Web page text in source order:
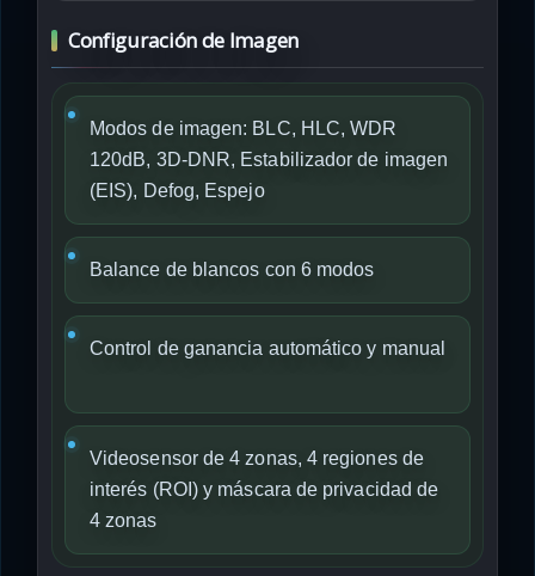
Configuración de Imagen
Modos de imagen: BLC, HLC, WDR
120dB, 3D-DNR, Estabilizador de imagen
(EIS), Defog, Espejo
Balance de blancos con 6 modos
Control de ganancia automático y manual
Videosensor de 4 zonas, 4 regiones de
interés (ROI) y máscara de privacidad de
4 zonas